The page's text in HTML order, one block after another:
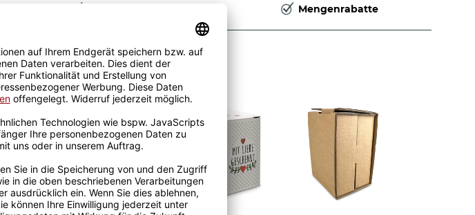
Mengenrabatte
Passende Verpackungen